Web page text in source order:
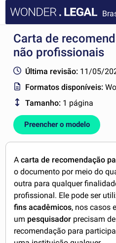
HOME
FAQ
MINHA CONTA
Carta de
não profissionais
Última revisão: 11/05/
Formatos disponíveis:
Tamanho: 1 página
Preencher o modelo
Acarta de recomendação
o documento por meio do
outra para qualquer
profissional. Ele pode ser
fins acadêmicos, nos casos
um pesquisador precisam
recomendação para